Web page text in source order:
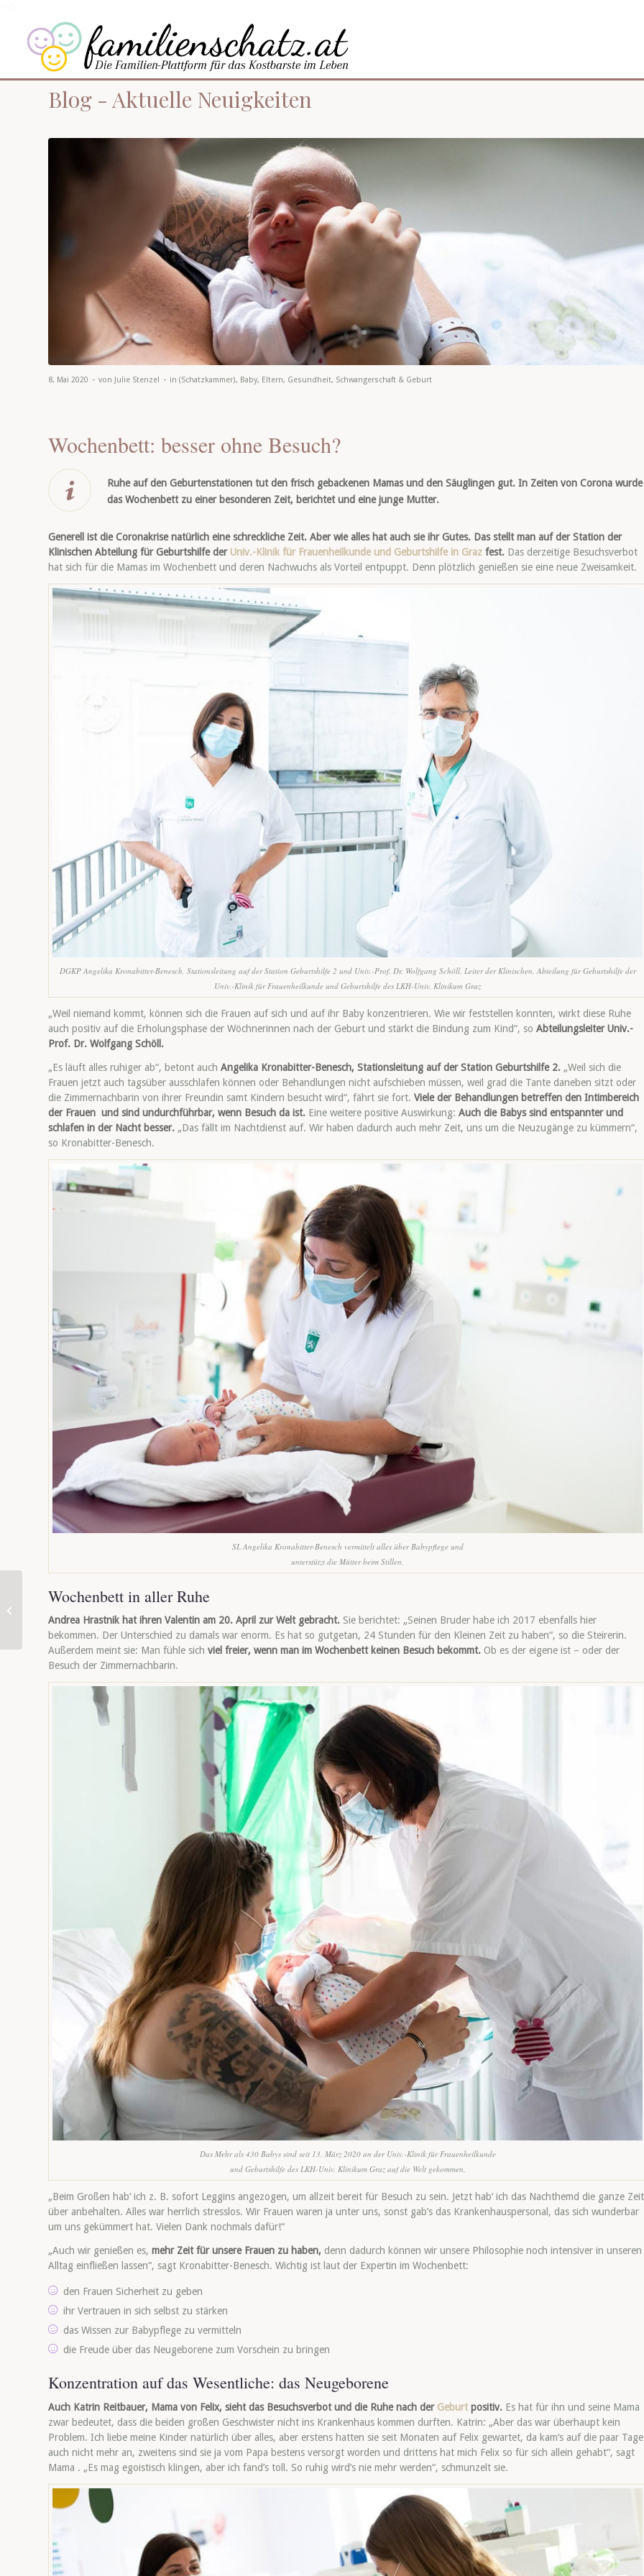
Blog - Aktuelle Neuigkeiten
8. Mai 2020 - von Julie Stenzel - in (Schatzkammer), Baby, Eltern, Gesundheit, Schwangerschaft & Geburt
Wochenbett: besser ohne Besuch?
Ruhe auf den Geburtenstationen tut den frisch gebackenen Mamas und den Säuglingen gut. In Zeiten von Corona wurde
das Wochenbett zu einer besonderen Zeit, berichtet und eine junge Mutter.
Generell ist dieCoronakrise natürlich eine schreckliche Zeit. Aber wie alles hat auch sie ihr Gutes. Das stellt man auf der Station der
Klinischen Abteilung für Geburtshilfe der Univ.-Klinik für Frauenheilkunde und Geburtshilfe in Graz fest. Das derzeitige Besuchsverbot
hat sich für die Mamas im Wochenbett und deren Nachwuchs als Vorteil entpuppt. Denn plötzlich genießen sie eine neue Zweisamkeit.
DGKP Angelika Kronabitter-Benesch, Stationsleitung auf der Station Geburtshilfe 2 und Univ.-Prof. Dr. Wolfgang Schöll, Leiter der Klinischen. Abteilung für Geburtshilfe der
Univ.-Klinik für Frauenheilkunde und Geburtshilfe des LKH-Univ. Klinikum Graz
„Weil niemand kommt, können sich die Frauen auf sich und auf ihr Baby konzentrieren. Wie wir feststellen konnten, wirkt diese Ruhe
auch positiv auf die Erholungsphase der Wöchnerinnen nach der Geburt und stärkt die Bindung zum Kind“, so Abteilungsleiter Univ.-
Prof. Dr. Wolfgang Schöll.
„Es läuft alles ruhiger ab“, betont auch Angelika Kronabitter-Benesch, Stationsleitung auf der Station Geburtshilfe 2. „Weil sich die
Frauen jetzt auch tagsüber ausschlafen können oder Behandlungen nicht aufschieben müssen, weil grad die Tante daneben sitzt oder
die Zimmernachbarin von ihrer Freundin samt Kindern besucht wird“, fährt sie fort. Viele der Behandlungen betreffen den Intimbereich
der Frauen und sind undurchführbar, wenn Besuch da ist. Eine weitere positive Auswirkung: Auch die Babys sind entspannter und
schlafen in der Nacht besser. „Das fällt im Nachtdienst auf. Wir haben dadurch auch mehr Zeit, uns um die Neuzugänge zu kümmern“,
so Kronabitter-Benesch.
SL Angelika Kronabitter-Benesch vermittelt alles über Babypflege und
unterstützt die Mütter beim Stillen.
Wochenbett in aller Ruhe
Andrea Hrastnik hat ihren Valentin am 20. April zur Welt gebracht. Sie berichtet: „Seinen Bruder habe ich 2017 ebenfalls hier
bekommen. Der Unterschied zu damals war enorm. Es hat so gutgetan, 24 Stunden für den Kleinen Zeit zu haben“, so die Steirerin.
Außerdem meint sie: Man fühle sich viel freier, wenn man im Wochenbett keinen Besuch bekommt. Ob es der eigene ist – oder der
Besuch der Zimmernachbarin.
Das Mehr als 430 Babys sind seit 13. März 2020 an der Univ.-Klinik für Frauenheilkunde
und Geburtshilfe des LKH-Univ. Klinikum Graz auf die Welt gekommen.
„Beim Großen hab‘ ich z. B. sofort Leggins angezogen, um allzeit bereit für Besuch zu sein. Jetzt hab‘ ich das Nachthemd die ganze Zeit
über anbehalten. Alles war herrlich stresslos. Wir Frauen waren ja unter uns, sonst gab’s das Krankenhauspersonal, das sich wunderbar
um uns gekümmert hat. Vielen Dank nochmals dafür!“
„Auch wir genießen es, mehr Zeit für unsere Frauen zu haben, denn dadurch können wir unsere Philosophie noch intensiver in unseren
Alltag einfließen lassen“, sagt Kronabitter-Benesch. Wichtig ist laut der Expertin im Wochenbett:
den Frauen Sicherheit zu geben
ihr Vertrauen in sich selbst zu stärken
das Wissen zur Babypflege zu vermitteln
die Freude über das Neugeborene zum Vorschein zu bringen
Konzentration auf das Wesentliche: das Neugeborene
Auch Katrin Reitbauer, Mama von Felix, sieht das Besuchsverbot und die Ruhe nach der Geburtpositiv. Es hat für ihn und seine Mama
zwar bedeutet, dass die beiden großen Geschwister nicht ins Krankenhaus kommen durften. Katrin: „Aber das war überhaupt kein
Problem. Ich liebe meine Kinder natürlich über alles, aber erstens hatten sie seit Monaten auf Felix gewartet, da kam‘s auf die paar Tage
auch nicht mehr an, zweitens sind sie ja vom Papa bestens versorgt worden und drittens hat mich Felix so für sich allein gehabt“, sagt
Mama . „Es mag egoistisch klingen, aber ich fand’s toll. So ruhig wird’s nie mehr werden“, schmunzelt sie.
Bärenstarke
Frühstücksideen